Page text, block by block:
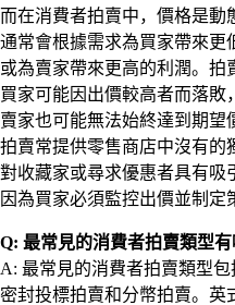
而在消費者拍賣中，價格是動
通常會根據需求為買家帶來更
或為賣家帶來更高的利潤。
買家可能因出價較高者而落敗，
賣家也可能無法始終達到期望
拍賣常提供零售商店中沒有的
對收藏家或尋求優惠者具有吸
因為買家必須監控出價並制定
Q: 最常見的消費者拍賣類型有
A: 最常見的消費者拍賣類型包
密封投標拍賣和分幣拍賣。英